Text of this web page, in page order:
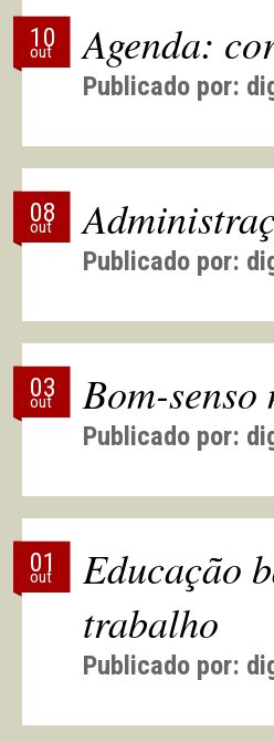
Agenda:
Publicado por:
10
out
Publicado por:
08
out
Bom-
Publicado por:
03
out
Educação
trabalho
Publicado por:
01
out